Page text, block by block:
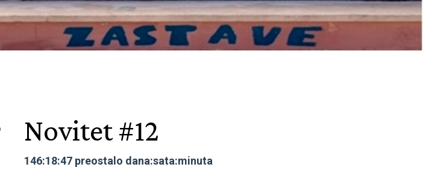
Novitet #12
146:18:47 preostalo dana:sata:minuta